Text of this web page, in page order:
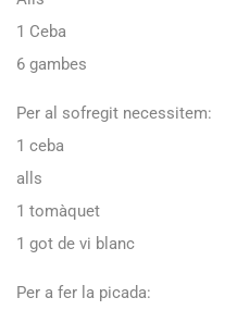
1 Ceba
6 gambes
Per al sofregit necessitem:
1 ceba
alls
1 tomàquet
1 got de vi blanc
Per a fer la picada: